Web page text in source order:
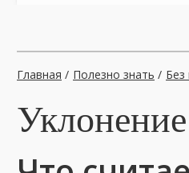
Главная / Полезно знать / Без